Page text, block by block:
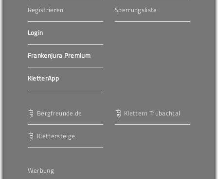
Registrieren
Login
Frankenjura Premium
KletterApp
Sperrungsliste
Bergfreunde.de
Klettersteige
Klettern Trubachtal
Werbung